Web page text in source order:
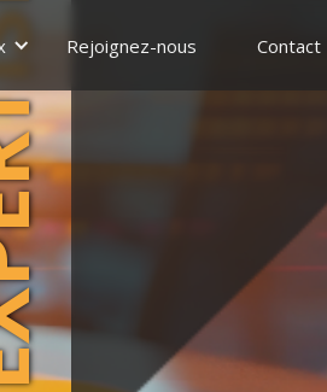
Rejoignez-nous Contact